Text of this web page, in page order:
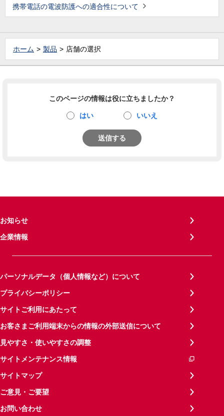
携帯電話の電波防護への適合性について
ホーム 製品 店舗の選択
このページの情報は役に立ちましたか？
はい いいえ
送信する
お知らせ
企業情報
パーソナルデータ（個人情報など）について
プライバシーポリシー
サイトご利用にあたって
お客さまご利用端末からの情報の外部送信について
見やすさ・使いやすさの調整
サイトメンテナンス情報
サイトマップ
ご意見・ご要望
お問い合わせ